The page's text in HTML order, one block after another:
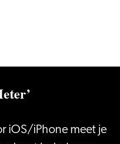
iOS/iPhone meet je